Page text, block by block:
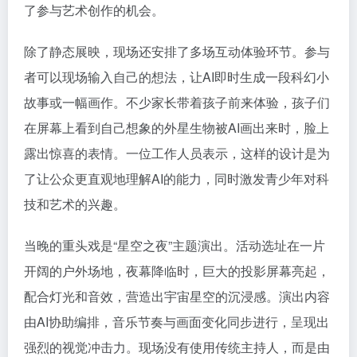
了参与艺术创作的机会。
除了静态展映，现场还安排了多场互动体验环节。参与
者可以现场输入自己的想法，让AI即时生成一段科幻小
故事或一幅画作。不少家长带着孩子前来体验，孩子们
在屏幕上看到自己想象的外星生物被AI画出来时，脸上
露出惊喜的表情。一位工作人员表示，这样的设计是为
了让公众更直观地理解AI的能力，同时激发青少年对科
技和艺术的兴趣。
当晚的重头戏是“星空之夜”主题演出。活动选址在一片
开阔的户外场地，夜幕降临时，巨大的投影屏幕亮起，
配合灯光和音效，营造出宇宙星空的沉浸感。演出内容
由AI协助编排，音乐节奏与画面变化同步进行，呈现出
强烈的视觉冲击力。现场没有使用传统主持人，而是由